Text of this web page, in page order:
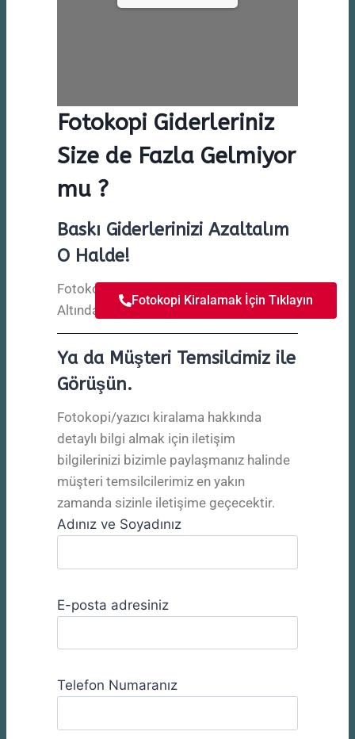
Fotokopi Giderleriniz
Size de Fazla Gelmiyor
mu ?
Baskı Giderlerinizi Azaltalım
O Halde!
Fotokopi Giderleriniz Kontrolümüz
Altında.
Fotokopi Kiralamak İçin Tıklayın
Ya da Müşteri Temsilcimiz ile
Görüşün.
Fotokopi/yazıcı kiralama hakkında
detaylı bilgi almak için iletişim
bilgilerinizi bizimle paylaşmanız halinde
müşteri temsilcilerimiz en yakın
zamanda sizinle iletişime geçecektir.
Adınız ve Soyadınız
E-posta adresiniz
Telefon Numaranız